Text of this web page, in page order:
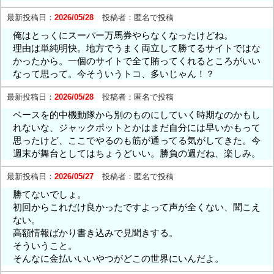
最新投稿日： 2026/05/28 投稿者： 匿名で投稿
俺はとっくにスーパー万馬券やらなくなったけどね。
理由は単純明快。地方でうまく両立して勝てるサイトではな
かったから。一個のサイトで全て賄ってくれるところがいい
なって思って。今そういうトコ、多いじゃん！？
最新投稿日： 2026/05/28 投稿者： 匿名で投稿
ベースを的中機動隊から別のものにしていく時期なのかもし
れないな、ジャックポットとかはまだ自分には早いかもって
思ったけど、ここでやるのも筋が通ってる気がしてきた。今
週末が舞台としてはちょうどいい。勝負の週だね、楽しみ。
最新投稿日： 2026/05/27 投稿者： 匿名で投稿
勝てないでしょ。
初回からこれだけ良かったですよって声が全くない、聞こえ
ない。
高額情報ばかり書き込みで見聞きする。
そういうこと。
そんなに金払いいいやつがどこの世界にいんだよ。